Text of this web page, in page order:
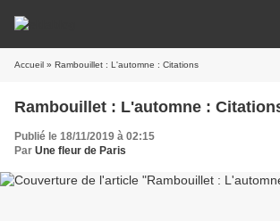
Accueil » Rambouillet : L'automne : Citations
Rambouillet : L'automne :
Publié le 18/11/2019 à 02:15
Par Une fleur de Paris